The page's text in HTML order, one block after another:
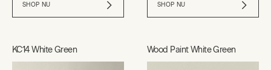
SHOP NU SHOP NU
KC14 White Green Wood Paint White Green